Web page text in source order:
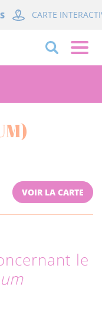
CARTE
VOIR LA CARTE
le